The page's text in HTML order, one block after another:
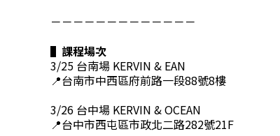
－－－－－－－－－－－－－
▌課程場次
3/25 台南場 KERVIN & EAN
📍台南市中西區府前路一段88號8樓
3/26 台中場 KERVIN & OCEAN
📍台中市西屯區市政北二路282號21F